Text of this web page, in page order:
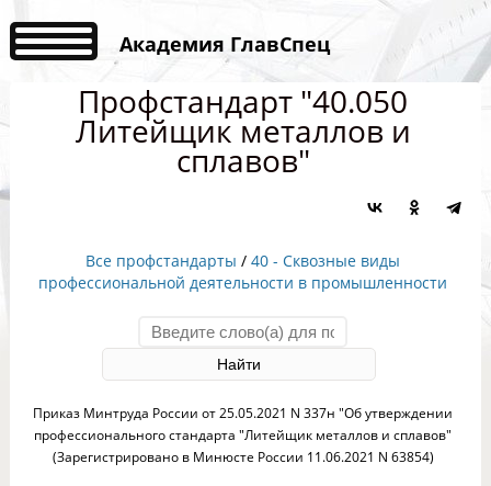
Академия ГлавСпец
Профстандарт "40.050
Литейщик металлов и
сплавов"
Все профстандарты /40 - Сквозные виды
профессиональной деятельности в промышленности
Приказ Минтруда России от 25.05.2021 N 337н "Об утверждении
профессионального стандарта "Литейщик металлов и сплавов"
(Зарегистрировано в Минюсте России 11.06.2021 N 63854)